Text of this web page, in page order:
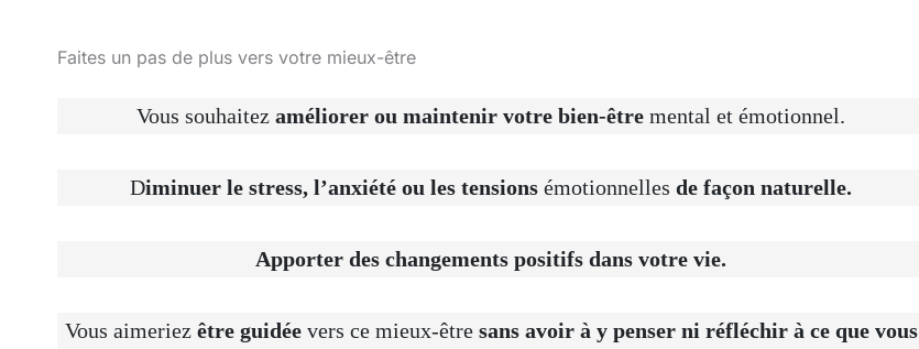
Faites un pas de plus vers votre mieux-être
Vous souhaitezaméliorer ou maintenir votre bien-être mental et émotionnel.
Diminuer le stress, l’anxiété ou les tensions émotionnellesde façon naturelle.
Apporter des changements positifs dans votre vie.
Vous aimeriez être guidéevers ce mieux-être sans avoir à y penser ni réfléchir à ce que vous